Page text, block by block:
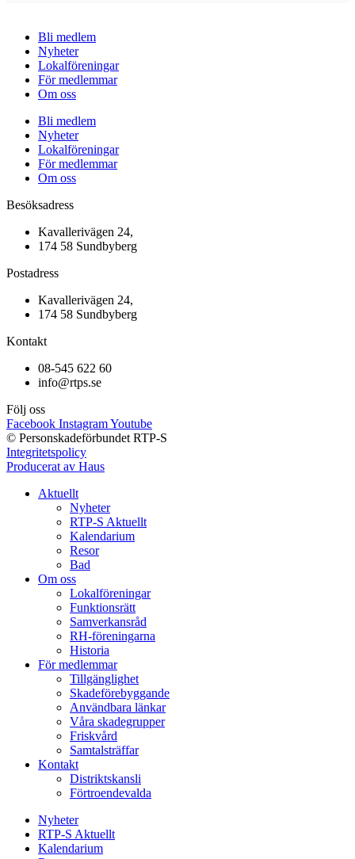
Bli medlem
Nyheter
Lokalföreningar
För medlemmar
Om oss
Bli medlem
Nyheter
Lokalföreningar
För medlemmar
Om oss
Besöksadress
Kavallerivägen 24,
174 58 Sundbyberg
Postadress
Kavallerivägen 24,
174 58 Sundbyberg
Kontakt
08-545 622 60
info@rtps.se
Följ oss
Facebook InstagramYoutube
© Personskadeförbundet RTP-S
Integritetspolicy
Producerat av Haus
Aktuellt
Nyheter
RTP-S Aktuellt
Kalendarium
Resor
Bad
Om oss
Lokalföreningar
Funktionsrätt
Samverkansråd
RH-föreningarna
Historia
För medlemmar
Tillgänglighet
Skadeförebyggande
Användbara länkar
Våra skadegrupper
Friskvård
Samtalsträffar
Kontakt
Distriktskansli
Förtroendevalda
Nyheter
RTP-S Aktuellt
Kalendarium